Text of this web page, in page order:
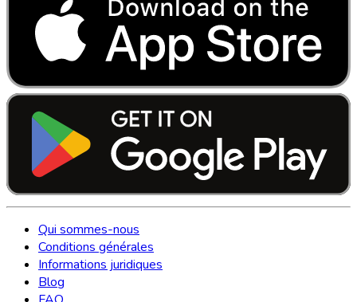
Qui sommes-nous
Conditions générales
Informations juridiques
Blog